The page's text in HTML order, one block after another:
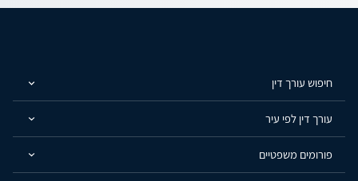
חיפוש עורך דין
עורך דין לפי עיר
פורומים משפטיים